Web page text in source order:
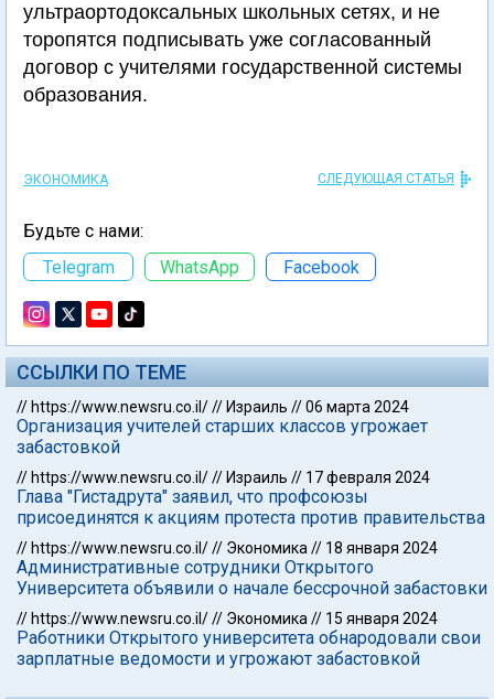
ультраортодоксальных школьных сетях, и не
торопятся подписывать уже согласованный
договор с учителями государственной системы
образования.
ЭКОНОМИКА СЛЕДУЮЩАЯ СТАТЬЯ
Будьте с нами:
Telegram
WhatsApp Facebook
ССЫЛКИ ПО ТЕМЕ
// https://www.newsru.co.il/// Израиль //06 марта 2024
Организация учителей старших классов угрожает
забастовкой
// https://www.newsru.co.il/// Израиль // 17 февраля 2024
Глава "Гистадрута" заявил, что профсоюзы
присоединятся к акциям протеста против правительства
// https://www.newsru.co.il/// Экономика // 18 января 2024
Административные сотрудники Открытого
Университета объявили о начале бессрочной забастовки
// https://www.newsru.co.il/// Экономика // 15 января 2024
Работники Открытого университета обнародовали свои
зарплатные ведомости и угрожают забастовкой